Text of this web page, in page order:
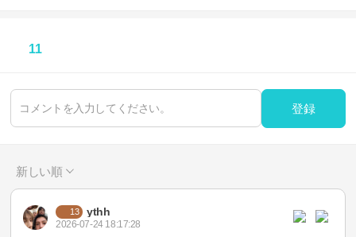
11
登録
新しい順
13 ythh
2026-07-24 18:17:28